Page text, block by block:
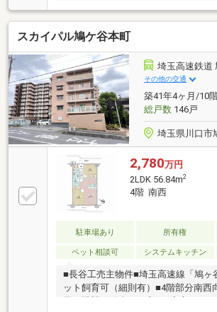
スカイパル鳩ケ谷本町
埼玉高速鉄道
その他の交通
築41年4ヶ月/10
総戸数146戸
埼玉県川口市
2,780万円
2LDK 56.84m2
4階 南西
駐車場あり 所有権
ペット相談可
システムキッチン
■長谷工売主物件■埼玉高速線「鳩ヶ
ット飼育可（細則有）■4階部分南西